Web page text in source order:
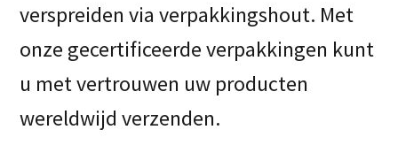
verspreiden via verpakkingshout. Met
onze gecertificeerde verpakkingen kunt
u met vertrouwen uw producten
wereldwijd verzenden.